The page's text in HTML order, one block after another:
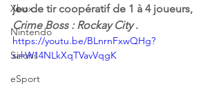
Xbox
Nintendo
Salons
eSport
jeu de tir coopératif de 1 à 4 joueurs,
Crime Boss : Rockay City .
https://youtu.be/BLnrnFxwQHg?
si=W14NLkXqTVavVqgK